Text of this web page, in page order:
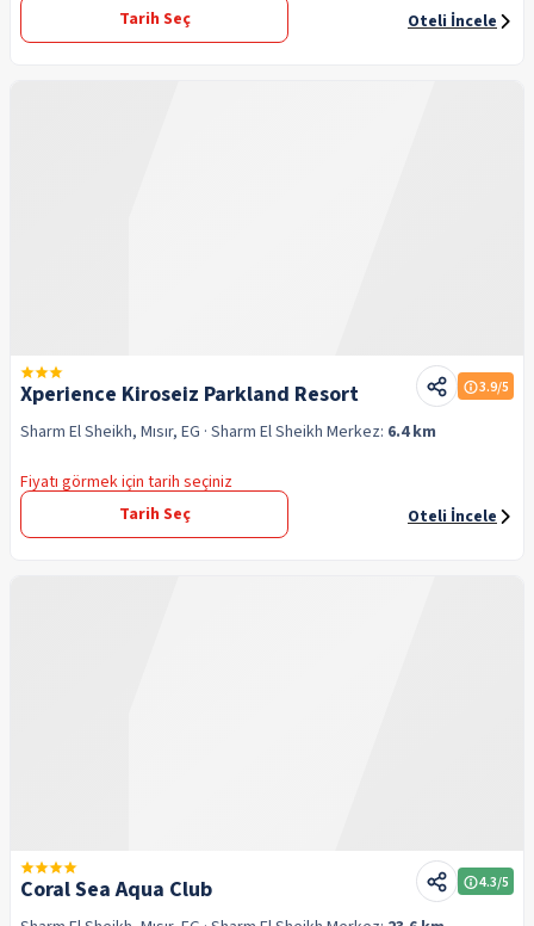
Tarih Seç
Oteli İncele
Xperience Kiroseiz Parkland Resort 3.9/5
Sharm El Sheikh, Mısır, EG · Sharm El Sheikh Merkez: 6.4 km
Fiyatı görmek için tarih seçiniz
Tarih Seç
Oteli İncele
Coral Sea Aqua Club 4.3/5